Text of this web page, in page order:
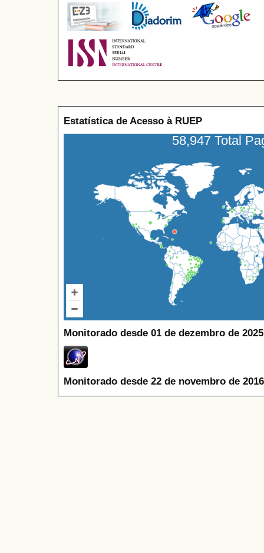
Estatística de Acesso à RUEP
58,947 Total
Monitorado desde 01 de dezembro de
Monitorado desde 22 de novembro de